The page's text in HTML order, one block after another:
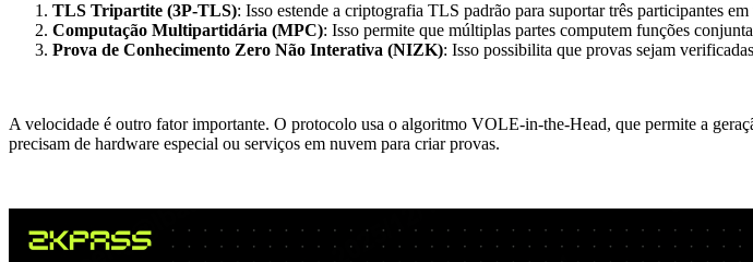
TLS Tripartite (3P-TLS): Isso estende a criptografia TLS padrão para suportar três participantes
Computação Multipartidária (MPC): Isso permite que múltiplas partes computem funções
Prova de Conhecimento Zero Não Interativa (NIZK): Isso possibilita que provas sejam
A velocidade é outro fator importante. O protocolo usa o algoritmo VOLE-in-the-Head, que permite a
precisam de hardware especial ou serviços em nuvem para criar provas.